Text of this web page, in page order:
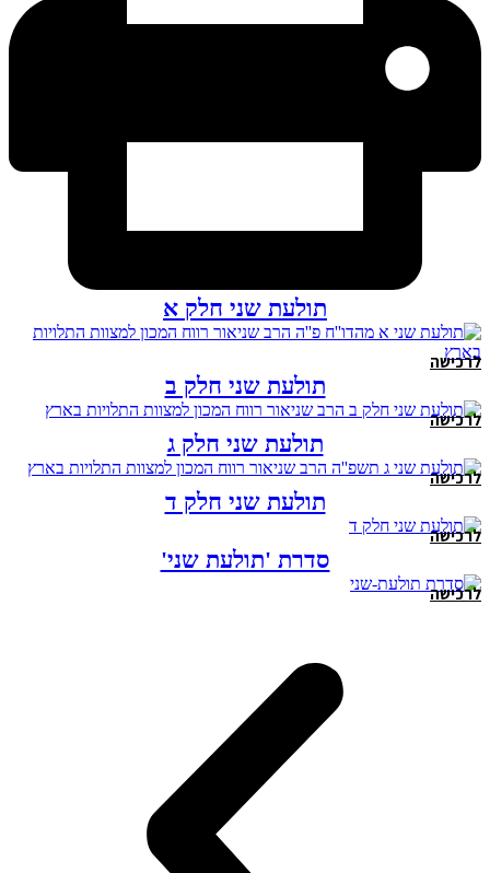
תולעת שני חלק א
לרכישה
תולעת שני חלק ב
לרכישה
תולעת שני חלק ג
לרכישה
תולעת שני חלק ד
לרכישה
סדרת 'תולעת שני'
לרכישה